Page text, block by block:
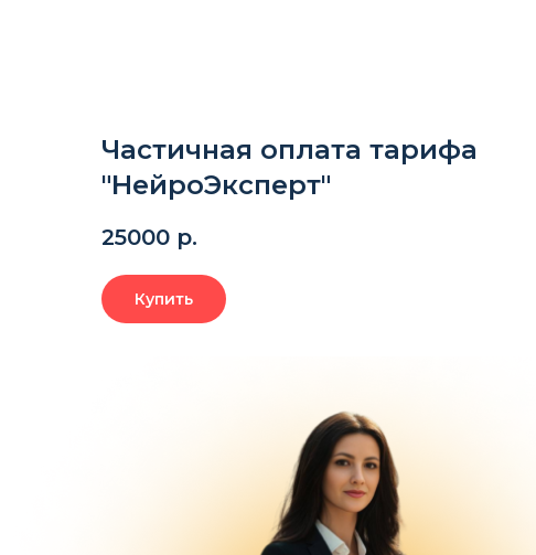
Частичная оплата тарифа
"НейроЭксперт"
25000 р.
Купить